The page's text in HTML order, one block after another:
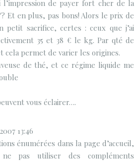
l’impression de payer fort cher de la
Et en plus, pas bons! Alors le prix de
petit sacrifice, certes : ceux que j’ai
35 et 38 € le kg. Par qté de
cela permet de varier les origines.
de thé, et ce régime liquide me
vous éclairer….
13:46
énumérées dans la page d’accueil,
pas utiliser des compléments